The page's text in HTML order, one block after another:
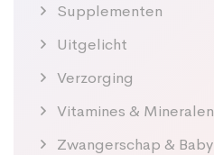
Supplementen
Uitgelicht
Verzorging
Vitamines & Mineralen
Zwangerschap & Baby